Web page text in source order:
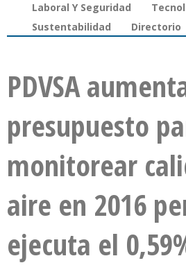
Laboral Y Seguridad
Sustentabilidad
Directorio
PDVSA
presupuesto
monitorear
aire en 2016
ejecuta el